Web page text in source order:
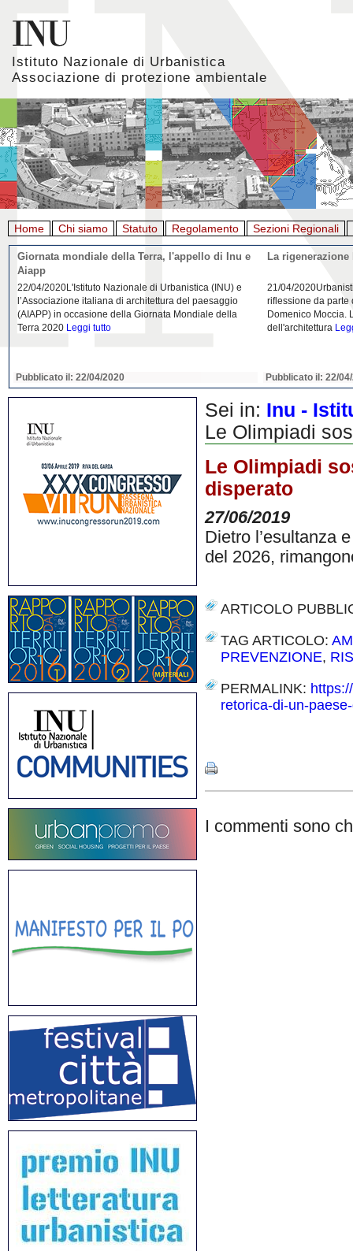
Istituto Nazionale di Urbanistica
Associazione di protezione ambientale
Home Chi siamo Statuto Regolamento Sezioni Regionali
Giornata mondiale della Terra, l'appello di Inu e
Aiapp
22/04/2020L'Istituto Nazionale di Urbanistica (INU) e
l’Associazione italiana di architettura del paesaggio
(AIAPP) in occasione della Giornata Mondiale della
Terra 2020 Leggi tutto
Pubblicato il: 22/04/2020
La
21/04/
riflessione da parte
Domenico Moccia.
dell'architettura
Pubblicato il: 22/
Sei in: Inu -
Le Olimpiadi
Le Olimpiadi
disperato
27/06/2019
Dietro l’esultanza
del 2026,
ARTICOLO
TAG ARTICOLO:
PREVENZIONE,
PERMALINK:
retorica-di-un-
I commenti sono